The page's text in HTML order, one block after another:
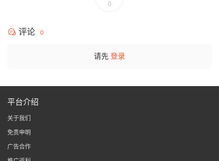
0
评论 0
请先 登录
平台介绍
关于我们
免责申明
广告合作